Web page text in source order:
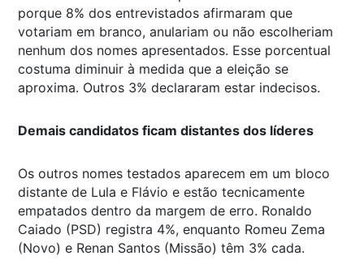
porque 8% dos entrevistados afirmaram que
votariam em branco, anulariam ou não escolheriam
nenhum dos nomes apresentados. Esse porcentual
costuma diminuir à medida que a eleição se
aproxima. Outros 3% declararam estar indecisos.
Demais candidatos ficam distantes dos líderes
Os outros nomes testados aparecem em um bloco
distante de Lula e Flávio e estão tecnicamente
empatados dentro da margem de erro. Ronaldo
Caiado (PSD) registra 4%, enquanto Romeu Zema
(Novo) e Renan Santos (Missão) têm 3% cada.